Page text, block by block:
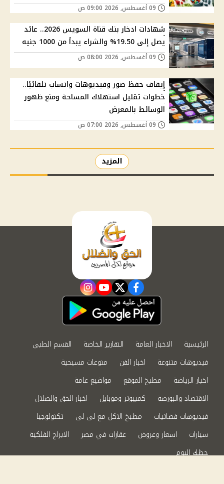
شهادات ادخار بنك قناة السويس 2026.. عائد
يصل إلى 19.50% والشراء يبدأ من 1000 جنيه
إيقاف حفظ صور وفيديوهات واتساب تلقائيًا..
خطوات تقليل استهلاك المساحة ومنع ظهور
الوسائط بالمعرض
المزيد
facebook
twitter
youtube
instagram
الرئيسية الاخبار العامة التقارير الخاصة
القسم الطبي
فيديوهات متنوعة
اخبار الفن
منوعات مسيحية
اخبار الرياضة
مطبخ الموقع
مواضيع عامة
الاقتصاد والبورصة
كمبيوتر وموبايل
اخبار الحق والضلال
فيديوهات فضائيات
مطبخ الاكل مع لى لى
تكنولوجيا
سيارات
اسعار وعروض عقارات في مصر
الابراج الفلكية
حظك اليوم